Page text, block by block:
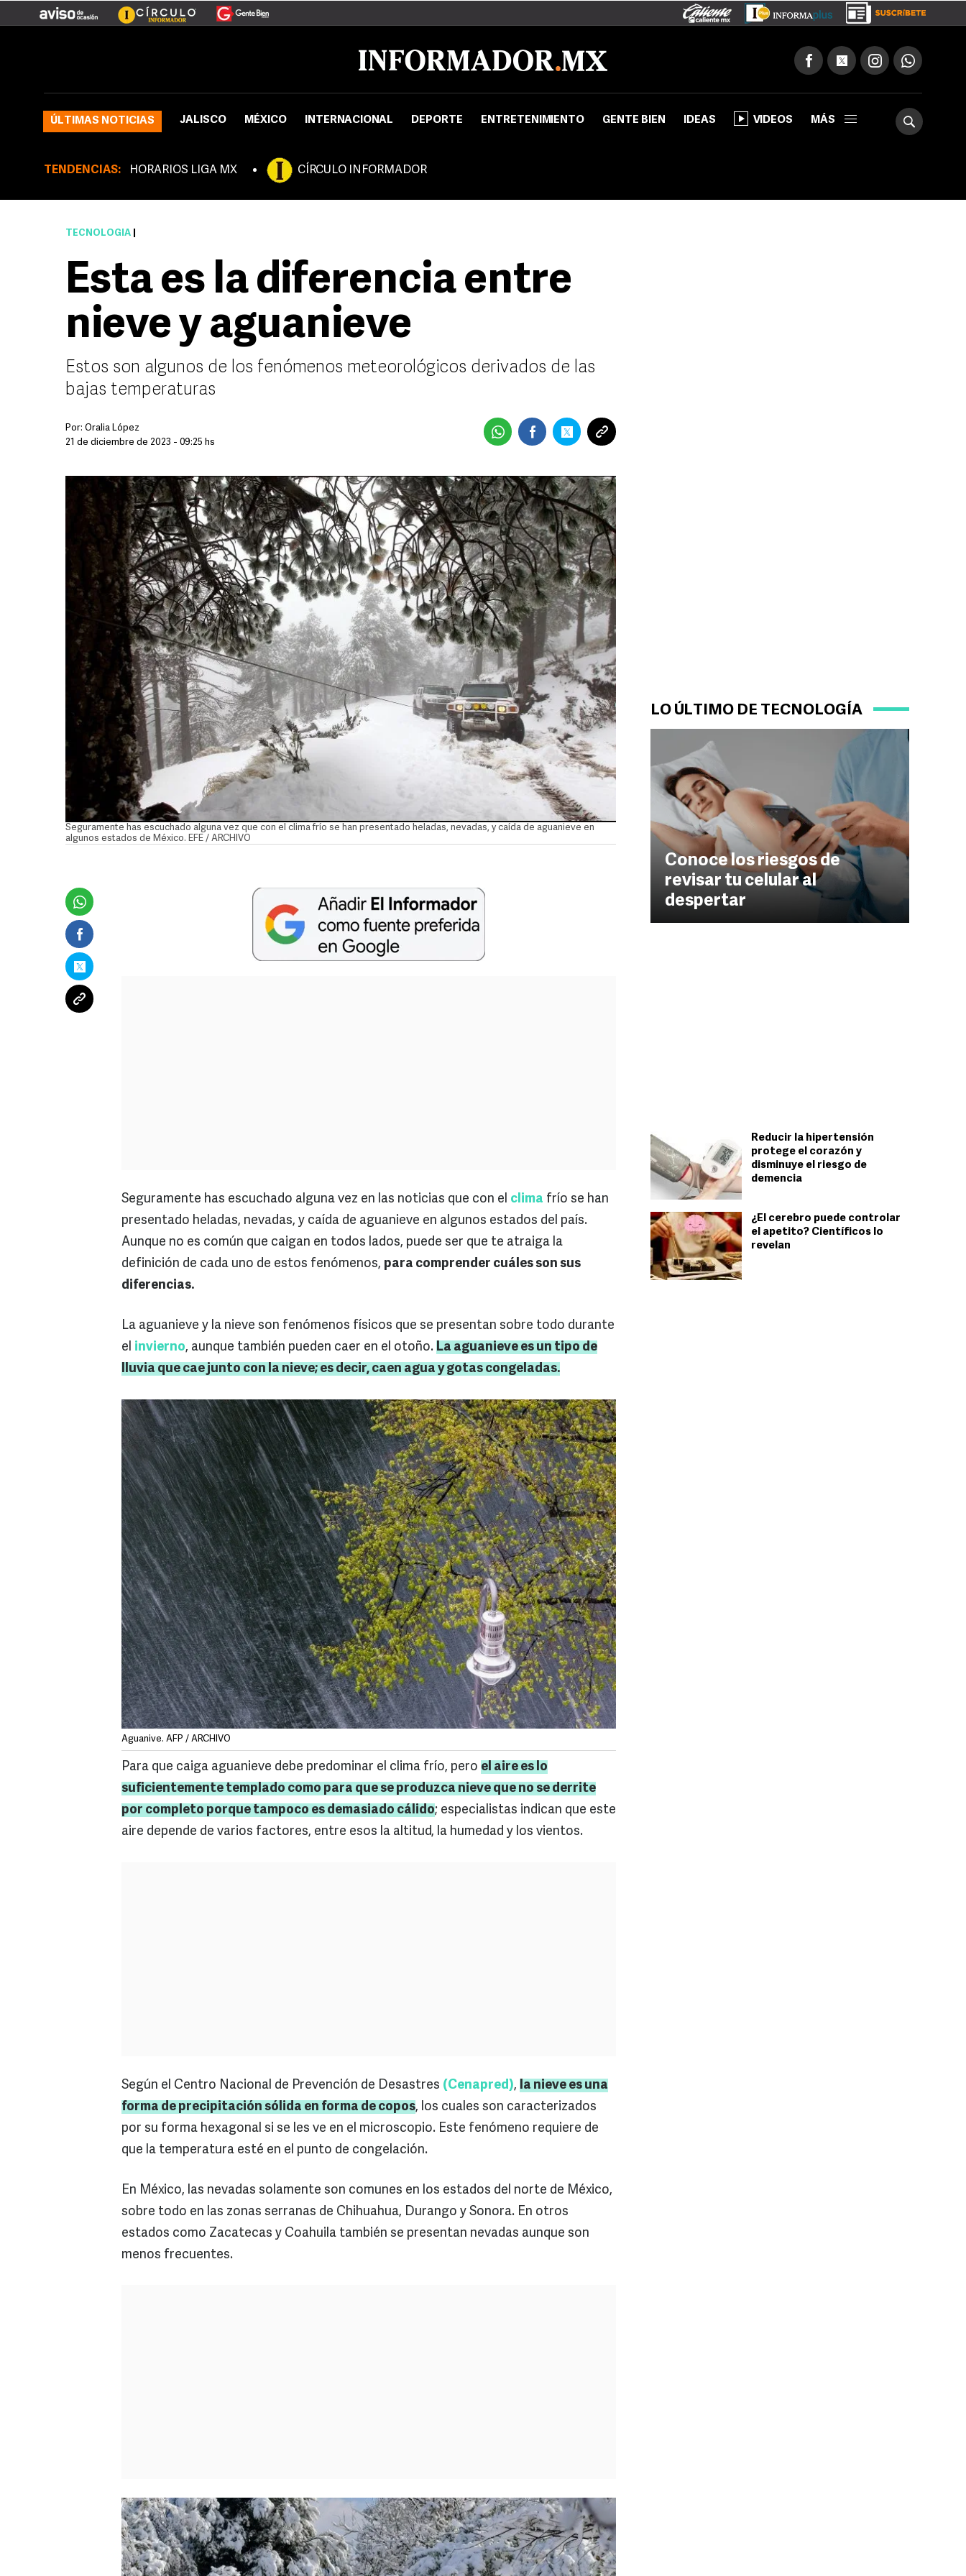
ÚLTIMAS NOTICIAS JALISCO MÉXICO INTERNACIONAL DEPORTE ENTRETENIMIENTO GENTE BIEN IDEAS VIDEOS MÁS
TENDENCIAS: HORARIOS LIGA MX CÍRCULO INFORMADOR
LO ÚLTIMO DE TECNOLOGÍA
Conoce los riesgos de
revisar tu celular al
despertar
Reducir la hipertensión
protege el corazón y
disminuye el riesgo de
demencia
¿El cerebro puede controlar
el apetito? Científicos lo
revelan
TECNOLOGÍA
Esta es la diferencia entre
nieve y aguanieve
Estos son algunos de los fenómenos meteorológicos derivados de las
bajas temperaturas
Por: Oralia López
21 de diciembre de 2023 - 09:25 hs
Seguramente has escuchado alguna vez que con el clima frío se han presentado heladas, nevadas, y caída de aguanieve en
algunos estados de México. EFE / ARCHIVO
Seguramente has escuchado alguna vez en las noticias que con el clima frío se han
presentado heladas, nevadas, y caída de aguanieve en algunos estados del país.
Aunque no es común que caigan en todos lados, puede ser que te atraiga la
definición de cada uno de estos fenómenos, para comprender cuáles son sus
diferencias.
La aguanieve y la nieve son fenómenos físicos que se presentan sobre todo durante
el invierno, aunque también pueden caer en el otoño. La aguanieve es un tipo de
lluvia que cae junto con la nieve; es decir, caen agua y gotas congeladas.
Aguanive. AFP / ARCHIVO
Para que caiga aguanieve debe predominar el clima frío, pero el aire es lo
suficientemente templado como para que se produzca nieve que no se derrite
por completo porque tampoco es demasiado cálido; especialistas indican que este
aire depende de varios factores, entre esos la altitud, la humedad y los vientos.
Según el Centro Nacional de Prevención de Desastres (Cenapred), la nieve es una
forma de precipitación sólida en forma de copos, los cuales son caracterizados
por su forma hexagonal si se les ve en el microscopio. Este fenómeno requiere de
que la temperatura esté en el punto de congelación.
En México, las nevadas solamente son comunes en los estados del norte de México,
sobre todo en las zonas serranas de Chihuahua, Durango y Sonora. En otros
estados como Zacatecas y Coahuila también se presentan nevadas aunque son
menos frecuentes.